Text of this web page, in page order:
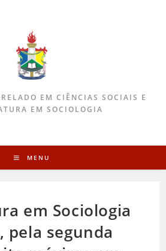
EM CIÊNCIAS SOCIAIS E
EM SOCIOLOGIA
MENU
em Sociologia
pela segunda